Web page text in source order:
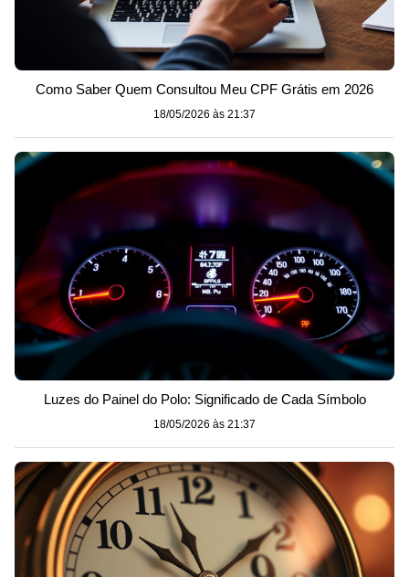
Como Saber Quem Consultou Meu CPF Grátis em 2026
18/05/2026 às 21:37
Luzes do Painel do Polo: Significado de Cada Símbolo
18/05/2026 às 21:37